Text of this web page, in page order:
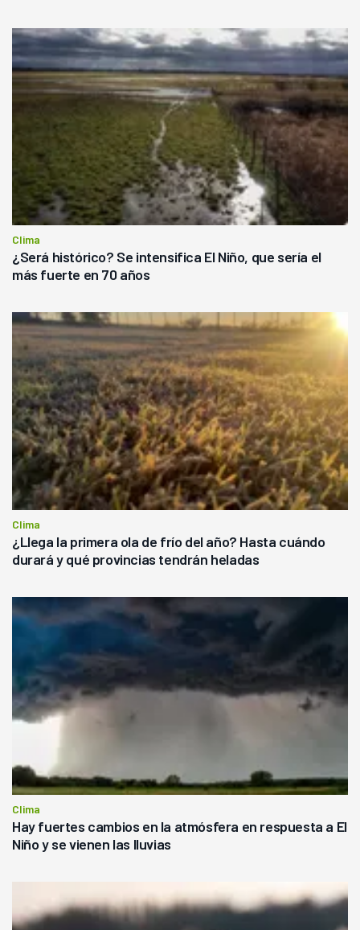
Clima
¿Será histórico? Se intensifica El Niño, que sería el
más fuerte en 70 años
Clima
¿Llega la primera ola de frío del año? Hasta cuándo
durará y qué provincias tendrán heladas
Clima
Hay fuertes cambios en la atmósfera en respuesta a El
Niño y se vienen las lluvias